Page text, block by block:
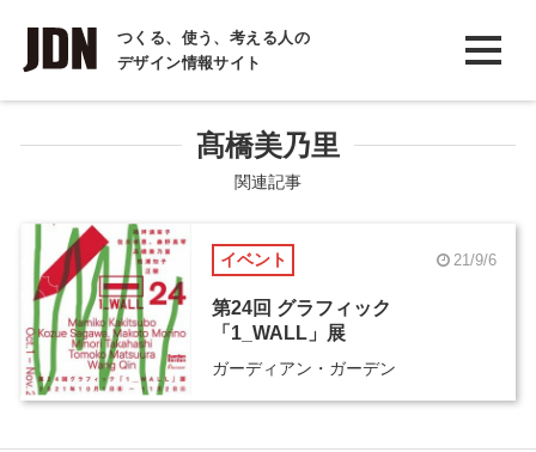
つくる、使う、考える人の
デザイン情報サイト
INTERVIEW
インタビュー
COLUMN
コラム
髙橋美乃里
関連記事
イベント 21/9/6
第24回 グラフィック
「1_WALL」展
ガーディアン・ガーデン